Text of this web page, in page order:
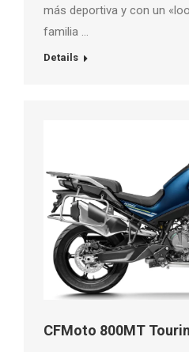
más deportiva y con un
familia …
Details
CFMoto 800MT